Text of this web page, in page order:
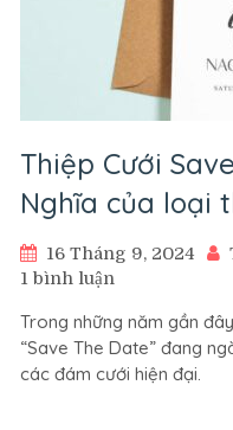
Thiệp Cưới
Nghĩa của loại
16 Tháng 9, 2024
1 bình luận
Cưới
Save
The
Trong những năm gần
“Save The Date” đang
các đám cưới hiện đại.